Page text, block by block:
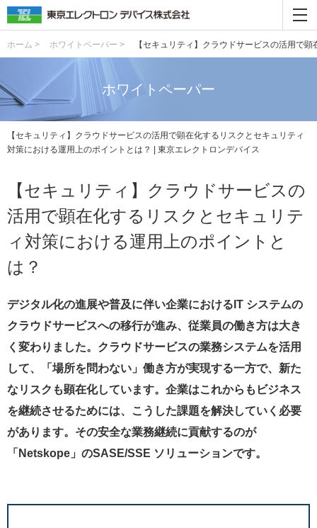
ホーム > ホワイトペーパー > 【セキュリティ】クラウドサービスの活用で
ホワイトペーパー
【セキュリティ】クラウドサービスの活用で顕在化するリスクとセキュリティ
対策における運用上のポイントとは？ | 東京エレクトロンデバイス
【セキュリティ】クラウドサービスの
活用で顕在化するリスクとセキュリテ
ィ対策における運用上のポイントと
は？
デジタル化の進展や普及に伴い企業におけるIT システムの
クラウドサービスへの移行が進み、従業員の働き方は大き
く変わりました。クラウドサービスの業務システムを活用
して、「場所を問わない」働き方が実現する一方で、新た
なリスクも顕在化しています。企業はこれからもビジネス
を継続させるためには、こうした課題を解決していく必要
があります。その安全な業務継続に貢献するのが
「Netskope」のSASE/SSE ソリューションです。